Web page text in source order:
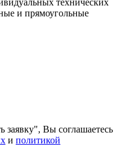
и прямоугольные
Вы соглашаетесь
и политикой